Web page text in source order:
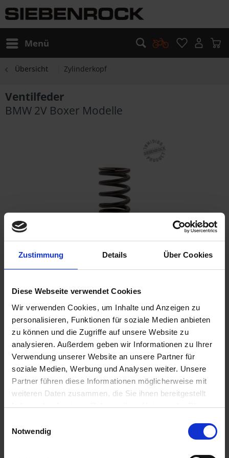
Zustimmung Details Über Cookies
Diese Webseite verwendet Cookies
Wir verwenden Cookies, um Inhalte und Anzeigen zu
personalisieren, Funktionen für soziale Medien anbieten
zu können und die Zugriffe auf unsere Website zu
analysieren. Außerdem geben wir Informationen zu Ihrer
Verwendung unserer Website an unsere Partner für
soziale Medien, Werbung und Analysen weiter. Unsere
Partner führen diese Informationen möglicherweise mit
weiteren Daten zusammen, die Sie ihnen bereitgestellt
haben oder die sie im Rahmen Ihrer Nutzung der Dienste
Cookies, wenn Sie unsere Webseite weiterhin nutzen.
Notwendig
Menü
Übersicht Zylinderkopf
Ventilfeder
BMW 2V Boxer Modelle
6,50 €
Sofort versandfertig, Lieferzeit ca. 2-4 Werktage innerhalb
Deutschlands
In denWarenkorb
Merken Bewerten
Artikel Nr.: 1134176
Ventilfedern schwächer. Um die beste...